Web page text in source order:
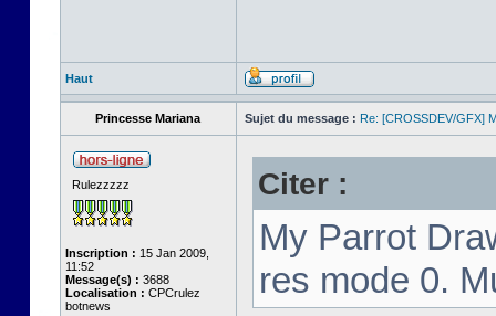
Haut
Princesse Mariana Sujet du message : Re: [CROSSDEV/GFX]
Rulezzzzz
Inscription : 15 Jan 2009,
11:52
Message(s) : 3688
Localisation : CPCrulez
botnews
Citer :
My Parrot
res mode 0.